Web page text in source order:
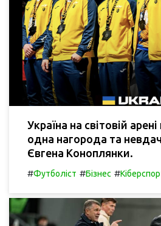
Україна на світовій
одна нагорода та
Євгена Коноплянки.
#Футболіст #Бізнес #